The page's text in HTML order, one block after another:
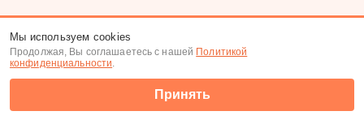
Мы используем cookies
Продолжая, Вы соглашаетесь с нашей Политикой
конфиденциальности.
Принять